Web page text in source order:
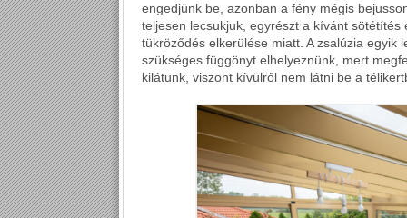
engedjünk be, azonban a fény mégis
teljesen lecsukjuk, egyrészt a kívánt
tükröződés elkerülése miatt. A zsalúzia egyik
szükséges függönyt elhelyeznünk, mert
kilátunk, viszont kívülről nem látni be a